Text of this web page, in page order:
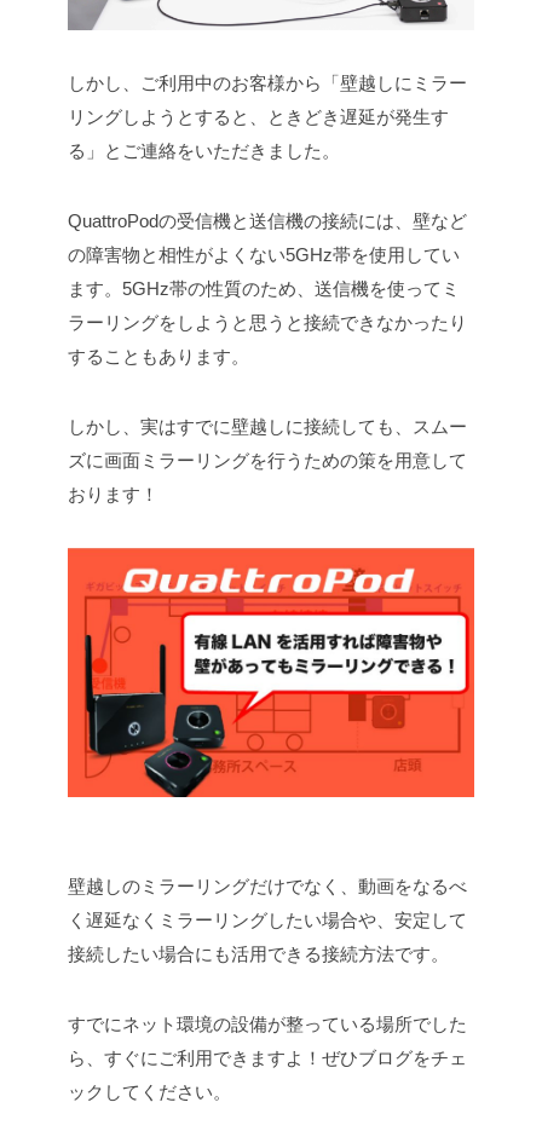
しかし、ご利用中のお客様から「壁越しにミラー
リングしようとすると、ときどき遅延が発生す
る」とご連絡をいただきました。
QuattroPodの受信機と送信機の接続には、壁など
の障害物と相性がよくない5GHz帯を使用してい
ます。5GHz帯の性質のため、送信機を使ってミ
ラーリングをしようと思うと接続できなかったり
することもあります。
しかし、実はすでに壁越しに接続しても、スムー
ズに画面ミラーリングを行うための策を用意して
おります！
壁越しのミラーリングだけでなく、動画をなるべ
く遅延なくミラーリングしたい場合や、安定して
接続したい場合にも活用できる接続方法です。
すでにネット環境の設備が整っている場所でした
ら、すぐにご利用できますよ！ぜひブログをチェ
ックしてください。